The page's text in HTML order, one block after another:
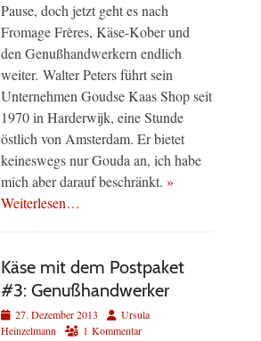
Pause, doch jetzt geht es nach
Fromage Frères, Käse-Kober und
den Genußhandwerkern endlich
weiter. Walter Peters führt sein
Unternehmen Goudse Kaas Shop seit
1970 in Harderwijk, eine Stunde
östlich von Amsterdam. Er bietet
keineswegs nur Gouda an, ich habe
mich aber darauf beschränkt. »
Weiterlesen…
Käse mit dem Postpaket
#3: Genußhandwerker
Veröffentlicht
am
27. Dezember 2013 AutorUrsula
Heinzelmann
1 Kommentar